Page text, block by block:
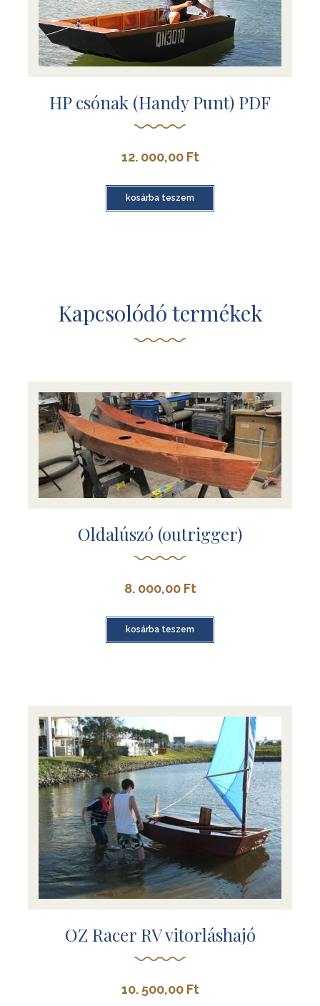
HP csónak (Handy Punt) PDF
12. 000,00 Ft
kosárba teszem
Kapcsolódó termékek
Oldalúszó (outrigger)
8. 000,00 Ft
kosárba teszem
OZ Racer RV vitorláshajó
10. 500,00 Ft